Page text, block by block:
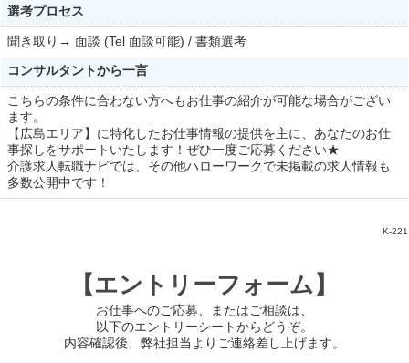
選考プロセス
聞き取り→ 面談 (Tel 面談可能) / 書類選考
コンサルタントから一言
こちらの条件に合わない方へもお仕事の紹介が可能な場合がござい
ます。
【広島エリア】に特化したお仕事情報の提供を主に、あなたのお仕
事探しをサポートいたします！ぜひ一度ご応募ください★
介護求人転職ナビでは、その他ハローワークで未掲載の求人情報も
多数公開中です！
K-221
【エントリーフォーム】
お仕事へのご応募、またはご相談は、
以下のエントリーシートからどうぞ。
内容確認後、弊社担当よりご連絡差し上げます。